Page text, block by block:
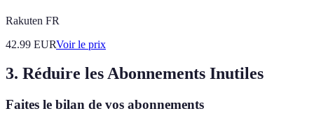
Rakuten FR
42.99 EURVoir le prix
3. Réduire les Abonnements Inutiles
Faites le bilan de vos abonnements